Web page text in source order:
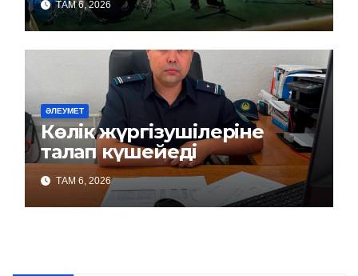
ТАМ 6, 2026
ӘЛЕУМЕТ
Көлік жүргізушілеріне
талап күшейеді
ТАМ 6, 2026